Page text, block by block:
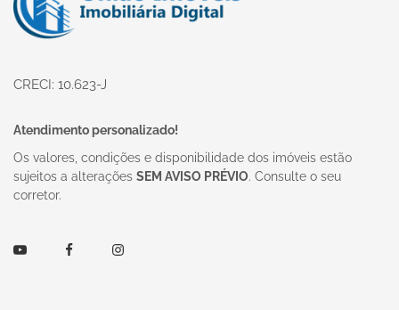
CRECI: 10.623-J
Atendimento personalizado!
Os valores, condições e disponibilidade dos imóveis estão
sujeitos a alterações SEM AVISO PRÉVIO. Consulte o seu
corretor.
Youtube FacebookInstagram